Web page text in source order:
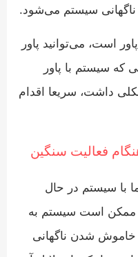
سیستم می‌شود.
است، می‌توانید پاور
که سیستم با پاور
داشت، سریعا اقدام
با سیستم در حال
ممکن است سیستم به
خاموش شدن ناگهانی